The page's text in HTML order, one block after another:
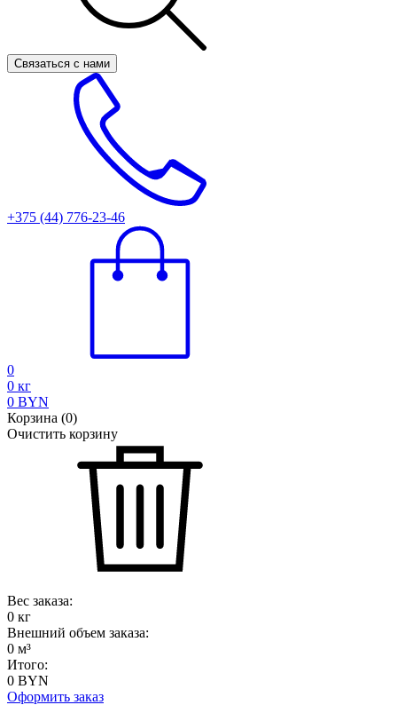
Связаться с нами
+375 (44) 776-23-46
0
0 кг
0 BYN
Корзина (0)
Очистить корзину
Вес заказа:
0 кг
Внешний объем заказа:
0 м³
Итого:
0 BYN
Оформить заказ